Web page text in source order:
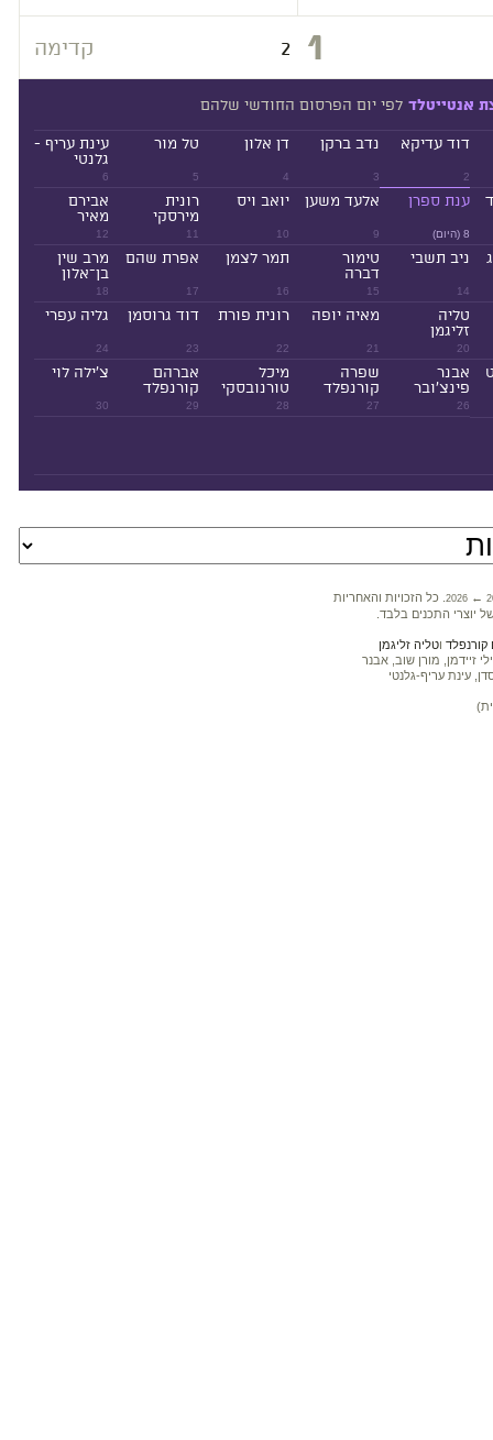
1
2 קדימה
אנטייטלד לפי יום הפרסום החודשי שלהם
2
דוד עדיקא
3
נדב ברקן
4
דן אלון
5
טל מור
6
עינת עריף -
גלנטי
8 (היום)
ענת ספרן
9
אלעד משען
10
יואב ויס
11
רונית
מירסקי
12
אבירם
מאיר
14
ניב תשבי
15
טימור
דברה
16
תמר לצמן
17
אפרת שהם
18
מרב שין
בן־אלון
20
טליה
זליגמן
21
מאיה יופה
22
רונית פורת
23
דוד גרוסמן
24
גליה עפרי
26
אבנר
פינצ'ובר
27
שפרה
קורנפלד
28
מיכל
טורנובסקי
29
אברהם
קורנפלד
30
צ'ילה לוי
2026 ←
. כל הזכויות והאחריות
יוצרי התכנים בלבד.
וטליה זליגמן
זיידמן, מורן שוב, אבנר
עינת עריף-גלנטי